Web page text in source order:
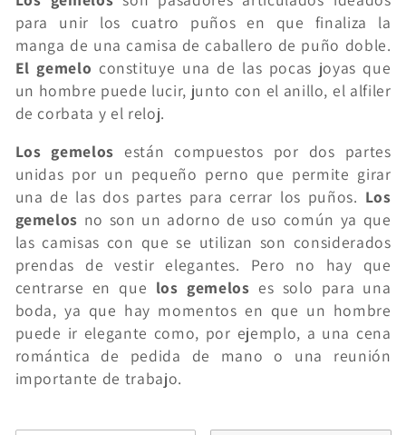
c
c
i
ó
n
:
para unir los cuatro puños en que finaliza la
manga de una camisa de caballero de puño doble.
El gemelo constituye una de las pocas joyas que
un hombre puede lucir, junto con el anillo, el alfiler
de corbata y el reloj.
Los gemelos están compuestos por dos partes
unidas por un pequeño perno que permite girar
una de las dos partes para cerrar los puños. Los
gemelos no son un adorno de uso común ya que
las camisas con que se utilizan son considerados
prendas de vestir elegantes. Pero no hay que
centrarse en que los gemelos es solo para una
boda, ya que hay momentos en que un hombre
puede ir elegante como, por ejemplo, a una cena
romántica de pedida de mano o una reunión
importante de trabajo.